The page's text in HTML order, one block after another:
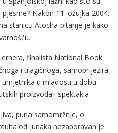
Nakon 11. ožujka 2004.
stanicu Atocha pitanje je kako
finalista National Book
i tragičnoga, samoprijezira
u mladosti u dobu
proizvoda i spektakla.
puna samomržnje, o
od junaka nezaboravan je